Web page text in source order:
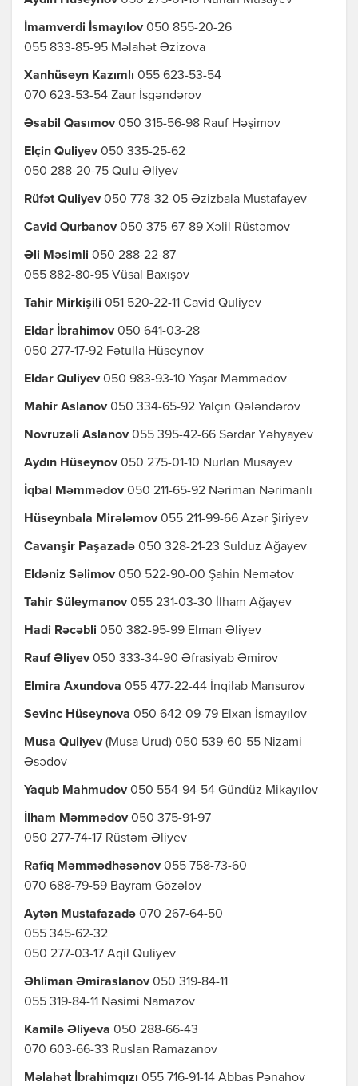
İmamverdi İsmayılov 050 855-20-26
055 833-85-95 Məlahət Əzizova
Xanhüseyn Kazımlı 055 623-53-54
070 623-53-54 Zaur İsgəndərov
Əsabil Qasımov 050 315-56-98 Rauf Həşimov
Elçin Quliyev 050 335-25-62
050 288-20-75 Qulu Əliyev
Rüfət Quliyev 050 778-32-05 Əzizbala Mustafayev
Cavid Qurbanov 050 375-67-89 Xəlil Rüstəmov
Əli Məsimli 050 288-22-87
055 882-80-95 Vüsal Baxışov
Tahir Mirkişili 051 520-22-11 Cavid Quliyev
Eldar İbrahimov 050 641-03-28
050 277-17-92 Fətulla Hüseynov
Eldar Quliyev 050 983-93-10 Yaşar Məmmədov
Mahir Aslanov 050 334-65-92 Yalçın Qələndərov
Novruzəli Aslanov 055 395-42-66 Sərdar Yəhyayev
Aydın Hüseynov 050 275-01-10 Nurlan Musayev
İqbal Məmmədov 050 211-65-92 Nəriman Nərimanlı
Hüseynbala Mirələmov 055 211-99-66 Azər Şiriyev
Cavanşir Paşazadə 050 328-21-23 Sulduz Ağayev
Eldəniz Səlimov 050 522-90-00 Şahin Nemətov
Tahir Süleymanov 055 231-03-30 İlham Ağayev
Hadi Rəcəbli 050 382-95-99 Elman Əliyev
Rauf Əliyev 050 333-34-90 Əfrasiyab Əmirov
Elmira Axundova 055 477-22-44 İnqilab Mansurov
Sevinc Hüseynova 050 642-09-79 Elxan İsmayılov
Musa Quliyev (Musa Urud) 050 539-60-55 Nizami
Əsədov
Yaqub Mahmudov 050 554-94-54 Gündüz Mikayılov
İlham Məmmədov 050 375-91-97
050 277-74-17 Rüstəm Əliyev
Rafiq Məmmədhəsənov 055 758-73-60
070 688-79-59 Bayram Gözəlov
Aytən Mustafazadə 070 267-64-50
055 345-62-32
050 277-03-17 Aqil Quliyev
Əhliman Əmiraslanov 050 319-84-11
055 319-84-11 Nəsimi Namazov
Kamilə Əliyeva 050 288-66-43
070 603-66-33 Ruslan Ramazanov
Məlahət İbrahimqızı 055 716-91-14 Abbas Pənahov